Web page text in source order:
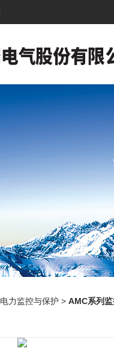
电力监控与保护 > AMC系列